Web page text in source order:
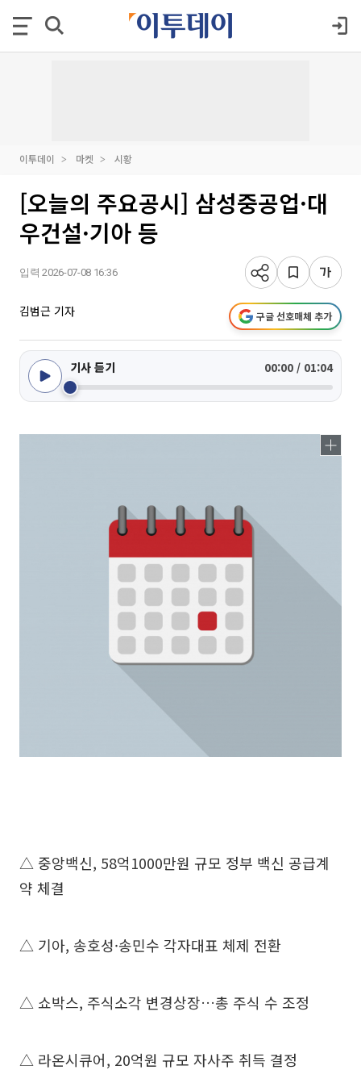
이투데이 마켓 시황
[오늘의 주요공시] 삼성중공업·대
우건설·기아 등
입력 2026-07-08 16:36
김범근 기자 구글 선호매체 추가
기사 듣기 00:00 / 01:04
△ 중앙백신, 58억1000만원 규모 정부 백신 공급계
약 체결
△ 기아, 송호성·송민수 각자대표 체제 전환
△ 쇼박스, 주식소각 변경상장…총 주식 수 조정
△ 라온시큐어, 20억원 규모 자사주 취득 결정